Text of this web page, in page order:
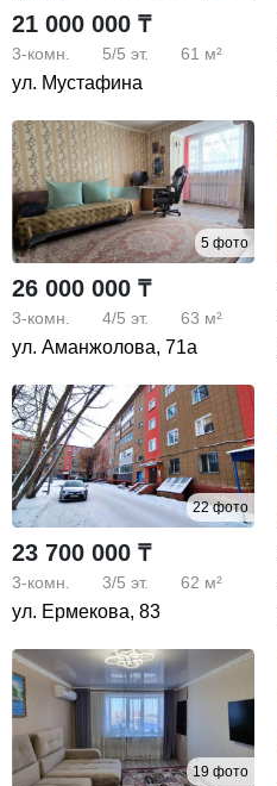
21 000 000 ₸
3-комн. 5/5 эт. 61 м²
ул. Мустафина
5 фото
26 000 000 ₸
3-комн. 4/5 эт. 63 м²
ул. Аманжолова, 71а
22 фото
23 700 000 ₸
3-комн. 3/5 эт. 62 м²
ул. Ермекова, 83
19 фото